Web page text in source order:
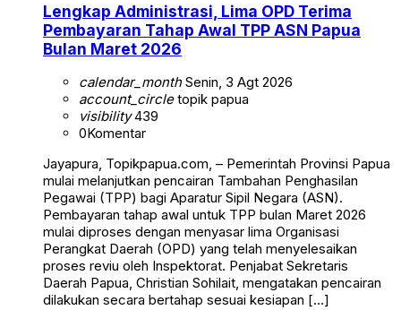
Lengkap Administrasi, Lima OPD Terima
Pembayaran Tahap Awal TPP ASN Papua
Bulan Maret 2026
calendar_monthSenin, 3 Agt 2026
account_circletopik papua
visibility439
0Komentar
Jayapura, Topikpapua.com, – Pemerintah Provinsi Papua
mulai melanjutkan pencairan Tambahan Penghasilan
Pegawai (TPP) bagi Aparatur Sipil Negara (ASN).
Pembayaran tahap awal untuk TPP bulan Maret 2026
mulai diproses dengan menyasar lima Organisasi
Perangkat Daerah (OPD) yang telah menyelesaikan
proses reviu oleh Inspektorat. Penjabat Sekretaris
Daerah Papua, Christian Sohilait, mengatakan pencairan
dilakukan secara bertahap sesuai kesiapan […]